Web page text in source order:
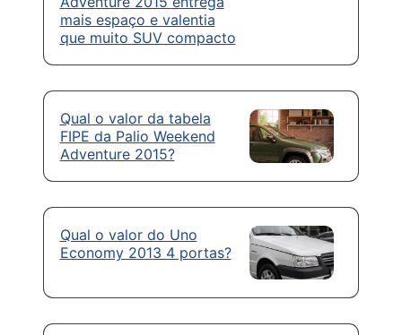
mais espaço e valentia
que muito SUV compacto
Qual o valor da tabela
FIPE da Palio Weekend
Adventure 2015?
Qual o valor do Uno
Economy 2013 4 portas?